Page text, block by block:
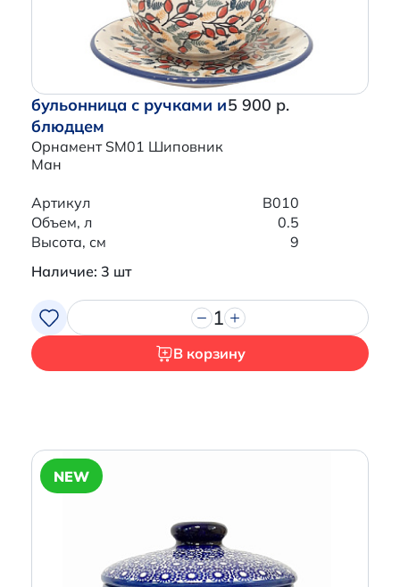
Перейти в корзину
бульонница с ручками и
блюдцем
Орнамент SM01 Шиповник
Ман
5 900 р.
Артикул
B010
Объем, л
0.5
Высота, см
9
Наличие: 3 шт
1
В корзину
NEW